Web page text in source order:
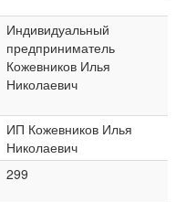
Индивидуальный
предприниматель
Кожевников Илья
Николаевич
ИП Кожевников Илья
Николаевич
299